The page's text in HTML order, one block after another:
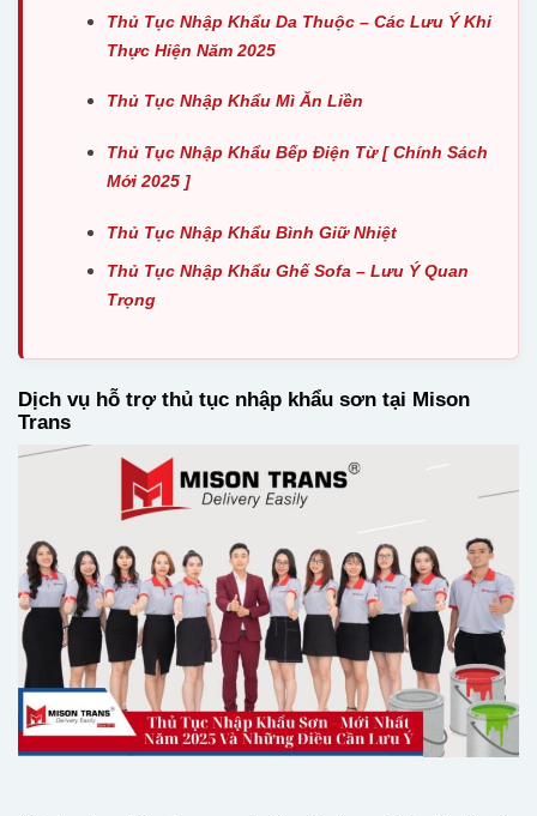
Thủ Tục Nhập Khẩu Da Thuộc – Các Lưu Ý Khi
Thực Hiện Năm 2025
Thủ Tục Nhập Khẩu Mì Ăn Liền
Thủ Tục Nhập Khẩu Bếp Điện Từ [ Chính Sách
Mới 2025 ]
Thủ Tục Nhập Khẩu Bình Giữ Nhiệt
Thủ Tục Nhập Khẩu Ghế Sofa – Lưu Ý Quan
Trọng
Dịch vụ hỗ trợ thủ tục nhập khẩu sơn tại Mison
Trans